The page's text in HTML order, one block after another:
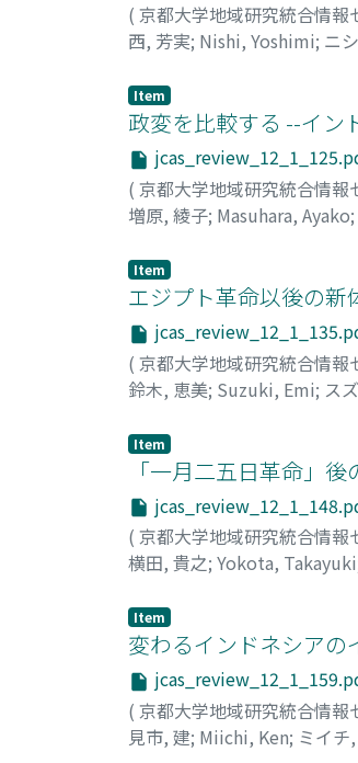
( 京都大学地域研究統合情報
西, 芳実; Nishi, Yoshimi; ニ
Item
政変を比較する --イン
( 京都大学地域研究統合情報
増原, 綾子; Masuhara, Ayako;
Item
エジプト革命以後の新
( 京都大学地域研究統合情報
鈴木, 恵美; Suzuki, Emi; ス
Item
「一月二五日革命」
( 京都大学地域研究統合情報
横田, 貴之; Yokota, Takayuki
Item
変わるインドネシアの
( 京都大学地域研究統合情報
見市, 建; Miichi, Ken; ミイチ